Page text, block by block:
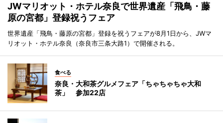
JWマリオット・ホテル奈良で世界遺産「飛鳥・藤
原の宮都」登録祝うフェア
世界遺産「飛鳥・藤原の宮都」登録を祝うフェアが8月1日から、JWマ
リオット・ホテル奈良（奈良市三条大路1）で開催される。
食べる
奈良・大和茶グルメフェア「ちゃちゃちゃ大和
茶」 参加22店